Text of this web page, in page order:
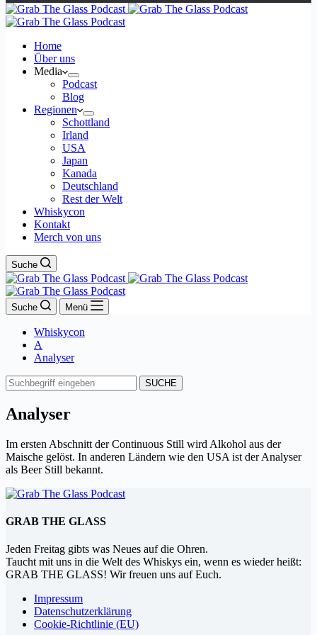
Home
Über uns
Media
Podcast
Blog
Regionen
Schottland
Irland
USA
Japan
Kanada
Deutschland
Rest der Welt
Whiskycon
Kontakt
Merch von uns
Suche
Suche Menü
Whiskycon
A
Analyser
Analyser
Im ersten Abschnitt der Continuous Still wird Alkohol aus der
Maische gelöst. In anderen Ländern wie den USA ist der Analyser
als Beer Still bekannt.
GRAB THE GLASS
Jeden Freitag gibts was Neues auf die Ohren.
Taucht mit uns in die Welt des Whiskys ein, wenn es wieder heißt:
GRAB THE GLASS! Wir freuen uns auf Euch.
Impressum
Datenschutzerklärung
Cookie-Richtlinie (EU)